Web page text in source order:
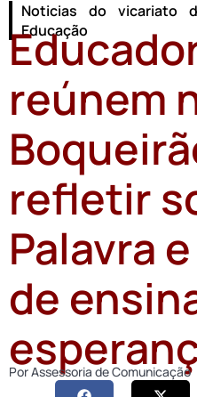
Noticias do vicariato
Educação
reúnem
refletir
Palavra
de
PorAssessoria de Comunicação